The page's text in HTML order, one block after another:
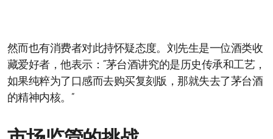
然而也有消费者对此持怀疑态度。刘先生是一位酒类收
藏爱好者，他表示：“茅台酒讲究的是历史传承和工艺，
如果纯粹为了口感而去购买复刻版，那就失去了茅台酒
的精神内核。”